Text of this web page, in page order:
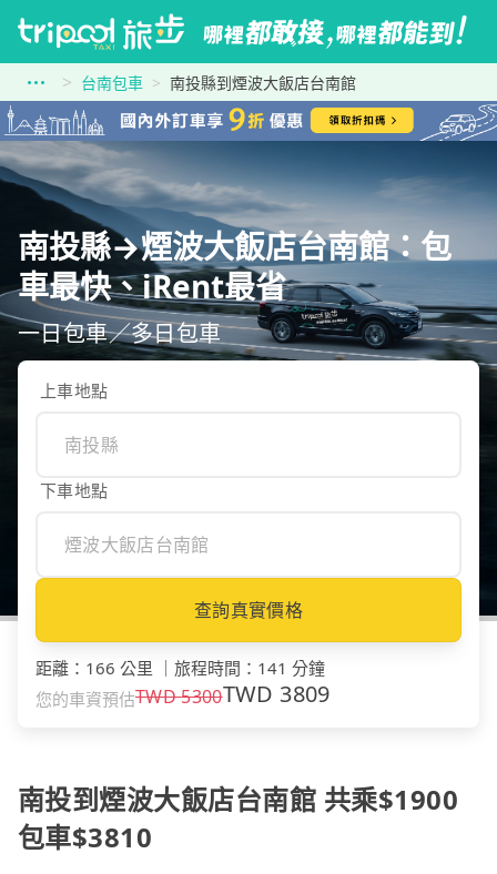
台南包車 南投縣到煙波大飯店台南館
南投縣→煙波大飯店台南館：包
車最快、iRent最省
一日包車／多日包車
上車地點
下車地點
查詢真實價格
距離 ： 166 公里 旅程時間 ： 141 分鐘
您的車資預估TWD5300TWD 3809
南投到煙波大飯店台南館 共乘$1900
包車$3810